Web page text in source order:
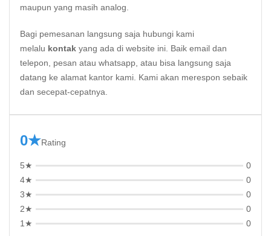
maupun yang masih analog.
Bagi pemesanan langsung saja hubungi kami
melalu kontak yang ada di website ini. Baik email dan
telepon, pesan atau whatsapp, atau bisa langsung saja
datang ke alamat kantor kami. Kami akan merespon sebaik
dan secepat-cepatnya.
0★Rating
5★
0
4★
0
3★
0
2★
0
1★
0